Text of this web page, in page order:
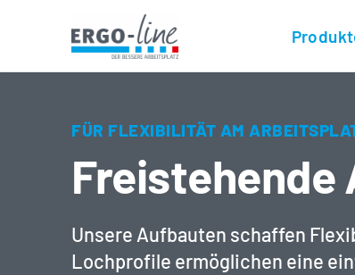
FÜR FLEXIBILITÄT AM
Freistehende
Unsere Aufbauten schaffen
Lochprofile ermöglichen eine